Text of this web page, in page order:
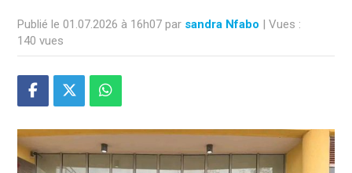
Publié le 01.07.2026 à 16h07 par sandra Nfabo | Vues :
140 vues